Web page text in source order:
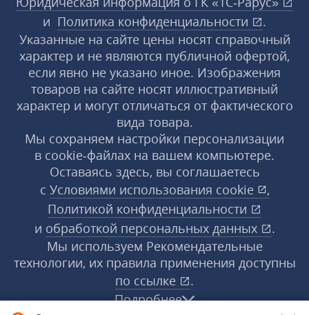
и Политика конфиденциальности
.
Указанные на сайте цены носят справочный
характер и не являются публичной офертой,
если явно не указано иное. Изображения
товаров на сайте носят иллюстративный
характер и могут отличаться от фактического
вида товара.
Мы сохраняем настройки персонализации
в cookie‑файлах на вашем компьютере.
Оставаясь здесь, вы соглашаетесь
с Условиями использования cookie
,
Политикой конфиденциальности
и обработкой персональных данных
.
Мы используем Рекомендательные
технологии, их правила применения доступны
по ссылке
.
Подробнее